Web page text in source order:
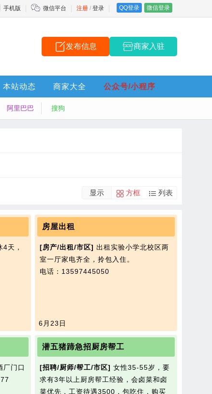
注册 / 登录 QQ登录 微信登录
手机版 微信平台
发布信息 商家入驻
本站动态 商家大全 公众号/小程序
阿里巴巴 搜狗
显示 方框 列表
4天，
房屋出租
[房产/出租/市区] 出租实验小学北校区两
室一厅家电齐全，拎包入住。
电话：13597445050
6月23日
厂门口
潜五猪蹄急招厨房帮工
[招聘/厨师/帮工/市区] 女性35-55岁，要
求有3年以上厨房帮工经验，会卤菜和卤
菜优先，工资待遇3500，包吃住，购买